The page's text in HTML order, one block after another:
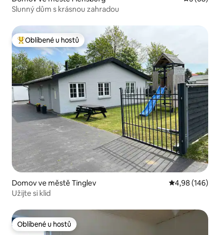
Slunný dům s krásnou zahradou
Nejlepší v kategorii Oblíbené u hostů
Oblíbené u hostů
Domov ve městě Tinglev Průměrné
4,98 (146)
Užijte si klid
Oblíbené u hostů
Oblíbené u hostů